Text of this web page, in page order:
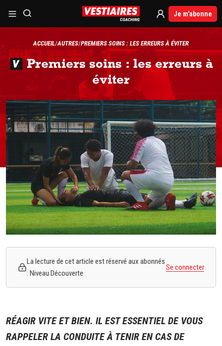
Je m'abonne
ACCUEIL AUTRES PREMIERS SOINS : LES ERREURS À ÉVITER
Premiers soins : les erreurs à
éviter
La lecture de cet article est réservé aux abonnés
: Niveau Découverte
Se connecter
RÉAGIR VITE ET BIEN. IL EST ESSENTIEL DE VOUS
RAPPELER LA CONDUITE À TENIR EN CAS DE